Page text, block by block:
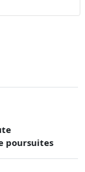
poursuites